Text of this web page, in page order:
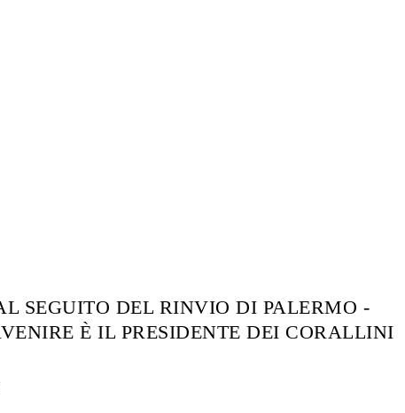
SEGUITO DEL RINVIO DI PALERMO -
È IL PRESIDENTE DEI CORALLINI